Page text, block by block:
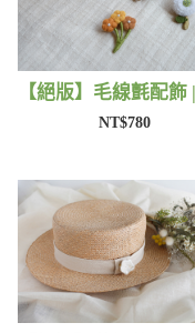
NT$780